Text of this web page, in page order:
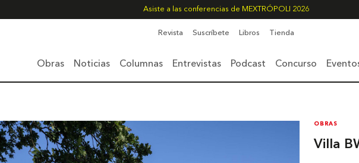
Asiste a las conferencias de MEXTRÓPOLI 2026
Revista Suscríbete Libros Tienda
Obras Noticias Columnas Entrevistas Podcast Concurso
OBRAS
Villa